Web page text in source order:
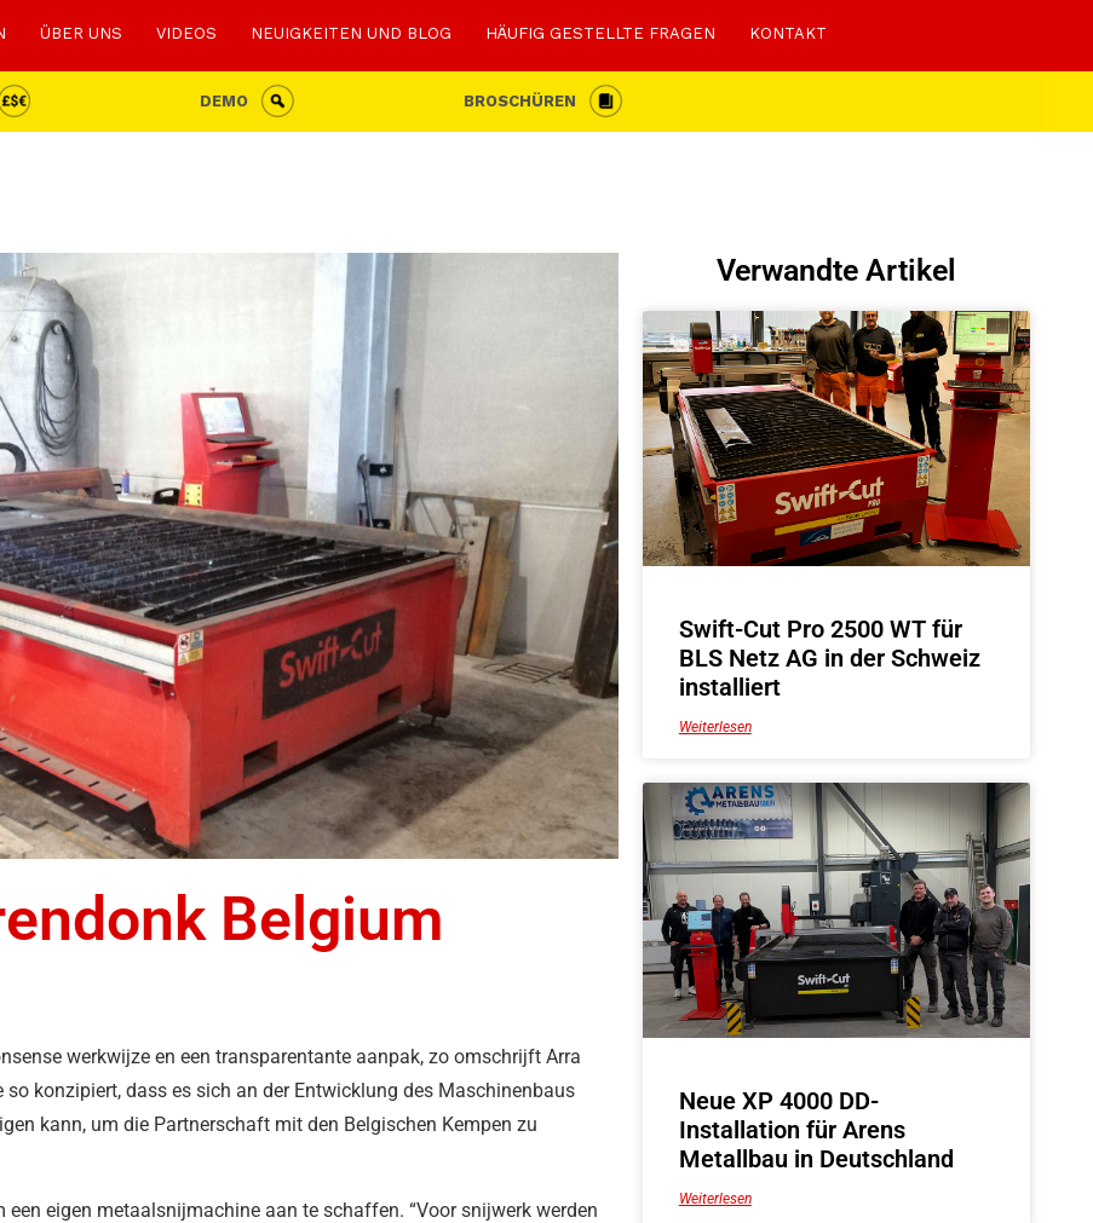
ÜBER UNS VIDEOS NEUIGKEITEN UND BLOG HÄUFIG GESTELLTE FRAGEN KONTAKT
DEMO BROSCHÜREN
Belgium
werkwijze en een transparentante aanpak, zo omschrijft Arra
konzipiert, dass es sich an der Entwicklung des Maschinenbaus
kann, um die Partnerschaft mit den Belgischen Kempen zu
eigen metaalsnijmachine aan te schaffen. “Voor snijwerk werden
Verwandte Artikel
Swift-Cut Pro 2500 WT für
BLS Netz AG in der Schweiz
installiert
Weiterlesen
Neue XP 4000 DD-
Installation für Arens
Metallbau in Deutschland
Weiterlesen